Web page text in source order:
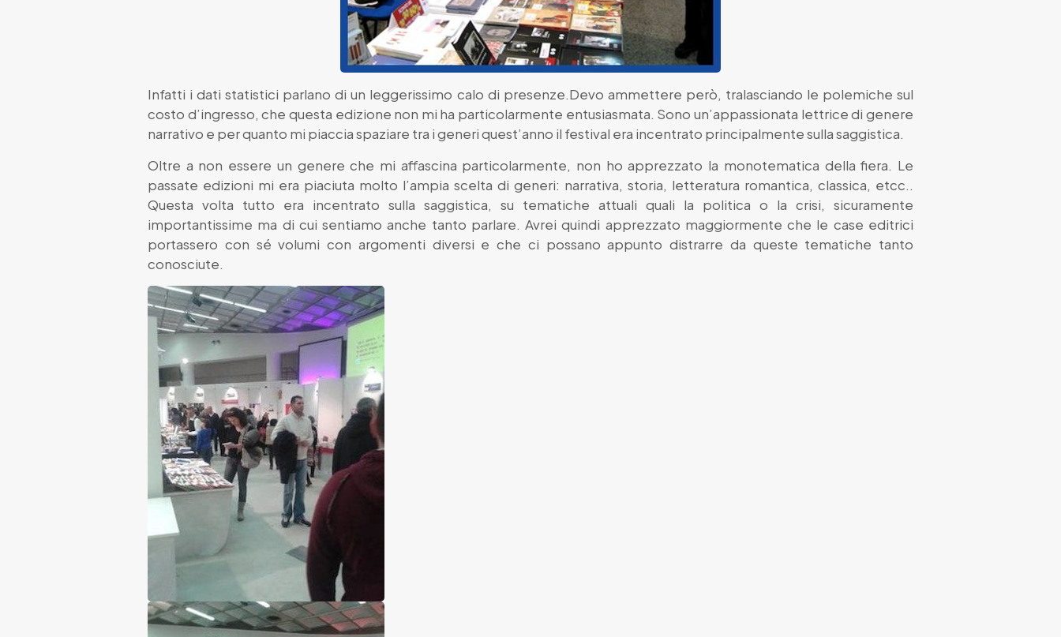
Infatti i dati statistici parlano di un leggerissimo calo di presenze.Devo ammettere però, tralasciando le polemiche sul
costo d’ingresso, che questa edizione non mi ha particolarmente entusiasmata. Sono un’appassionata lettrice di genere
narrativo e per quanto mi piaccia spaziare tra i generi quest’anno il festival era incentrato principalmente sulla saggistica.
Oltre a non essere un genere che mi affascina particolarmente, non ho apprezzato la monotematica della fiera. Le
passate edizioni mi era piaciuta molto l’ampia scelta di generi: narrativa, storia, letteratura romantica, classica, etcc..
Questa volta tutto era incentrato sulla saggistica, su tematiche attuali quali la politica o la crisi, sicuramente
importantissime ma di cui sentiamo anche tanto parlare. Avrei quindi apprezzato maggiormente che le case editrici
portassero con sé volumi con argomenti diversi e che ci possano appunto distrarre da queste tematiche tanto
conosciute.